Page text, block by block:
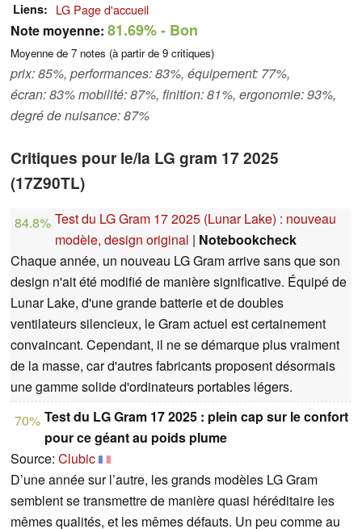
Liens LG Page d'accueil
Note moyenne: 81.69%- Bon
Moyenne de 7 notes (à partir de 9 critiques)
prix: 85%, performances: 83%, équipement: 77%,
écran: 83% mobilité: 87%, finition: 81%, ergonomie: 93%,
degré de nuisance: 87%
Critiques pour le/la LG gram 17 2025
(17Z90TL)
84.8% Test du LG Gram 17 2025 (Lunar Lake) : nouveau
modèle, design original | Notebookcheck
Chaque année, un nouveau LG Gram arrive sans que son
design n'ait été modifié de manière significative. Équipé de
Lunar Lake, d'une grande batterie et de doubles
ventilateurs silencieux, le Gram actuel est certainement
convaincant. Cependant, il ne se démarque plus vraiment
de la masse, car d'autres fabricants proposent désormais
une gamme solide d'ordinateurs portables légers.
70% Test du LG Gram 17 2025 : plein cap sur le confort
pour ce géant au poids plume
Source: Clubic
D’une année sur l’autre, les grands modèles LG Gram
semblent se transmettre de manière quasi héréditaire les
mêmes qualités, et les mêmes défauts. Un peu comme au